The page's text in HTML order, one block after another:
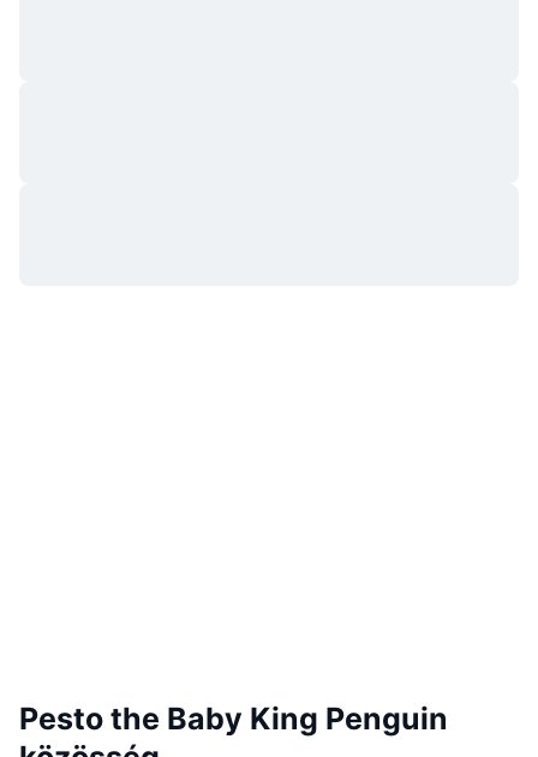
Pesto the Baby King Penguin